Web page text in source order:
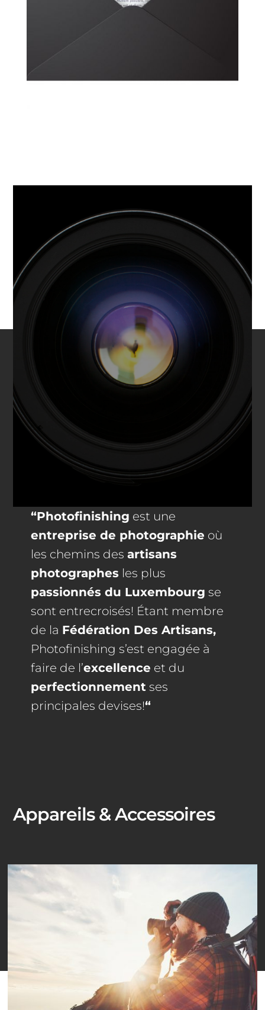
“Photofinishing est une
entreprise de photographie où
les chemins desartisans
photographes les plus
passionnés du Luxembourg se
sont entrecroisés! Étant membre
de la Fédération Des Artisans,
Photofinishing s’est engagée à
faire de l’excellence et du
perfectionnement ses
principales devises!“
Appareils & Accessoires